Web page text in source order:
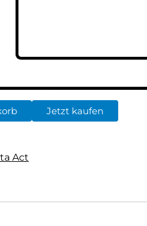
Jetzt kaufen
Act